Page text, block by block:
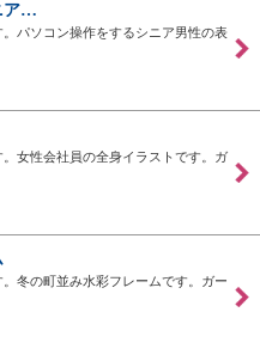
ア…
パソコン操作をするシニア男性の表
女性会社員の全身イラストです。ガ
冬の町並み水彩フレームです。ガー